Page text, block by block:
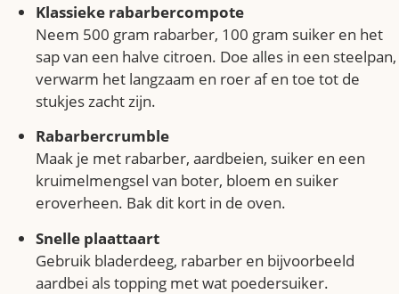
Klassieke rabarbercompote
Neem 500 gram rabarber, 100 gram suiker en het
sap van een halve citroen. Doe alles in een steelpan,
verwarm het langzaam en roer af en toe tot de
stukjes zacht zijn.
Rabarbercrumble
Maak je met rabarber, aardbeien, suiker en een
kruimelmengsel van boter, bloem en suiker
eroverheen. Bak dit kort in de oven.
Snelle plaattaart
Gebruik bladerdeeg, rabarber en bijvoorbeeld
aardbei als topping met wat poedersuiker.